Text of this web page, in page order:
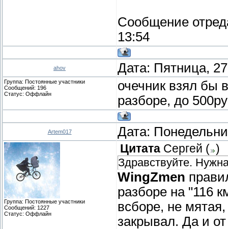
Сообщение
13:54
ahov Дата: Пятница,
Группа: Постоянные участники
Сообщений: 196
Статус: Оффлайн
очечник взял бы
разборе, до
Artem017 Дата:
Группа: Постоянные участники
Сообщений: 1227
Статус: Оффлайн
Цитата Сергей ( )
Здравствуйте.
WingZmen
разборе на "116
всборе, не
закрывал. Да и от